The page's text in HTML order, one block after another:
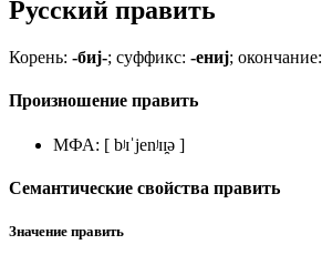
Русский править
Корень: -биj-; суффикс: -ениj; окончание:
Произношение править
МФА: [ bʲɪˈjenʲɪɪ̯ə ]
Семантические свойства править
Значение править